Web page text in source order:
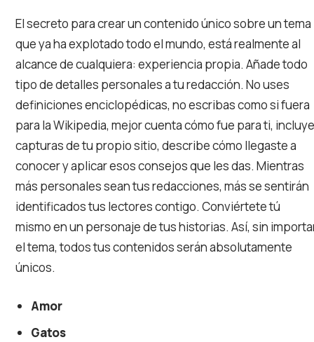
El secreto para crear un contenido único sobre un tema
que ya ha explotado todo el mundo, está realmente al
alcance de cualquiera: experiencia propia. Añade todo
tipo de detalles personales a tu redacción. No uses
definiciones enciclopédicas, no escribas como si fuera
para la Wikipedia, mejor cuenta cómo fue para ti, incluye
capturas de tu propio sitio, describe cómo llegaste a
conocer y aplicar esos consejos que les das. Mientras
más personales sean tus redacciones, más se sentirán
identificados tus lectores contigo. Conviértete tú
mismo en un personaje de tus historias. Así, sin
el tema, todos tus contenidos serán absolutamente
únicos.
Amor
Gatos